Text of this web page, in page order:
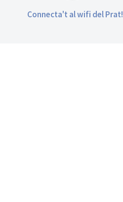
Connecta't al wifi del Prat!